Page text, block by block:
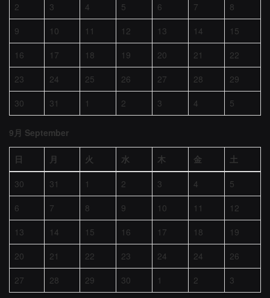
2
3 4 5 6 7
8
9
10 11 12 13 14
15
16
17 18 19 20 21
22
23
24 25 26 27 28
29
30
31 1 2 3 4 5
9月 September
日 月 火 水 木 金 土
30 31 1 2 3 4
5
6
7 8 9 10 11
12
13
14 15 16 17 18
19
20
21 22 23 24 24
26
27
28 29 30 1 2 3